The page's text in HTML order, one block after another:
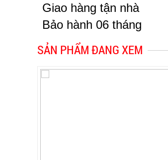
Giao hàng tận nhà
Bảo hành 06 tháng
SẢN PHẨM ĐANG XEM